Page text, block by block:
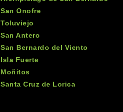
San Onofre
Toluviejo
San Antero
San Bernardo del Viento
Isla Fuerte
Moñitos
Santa Cruz de Lorica